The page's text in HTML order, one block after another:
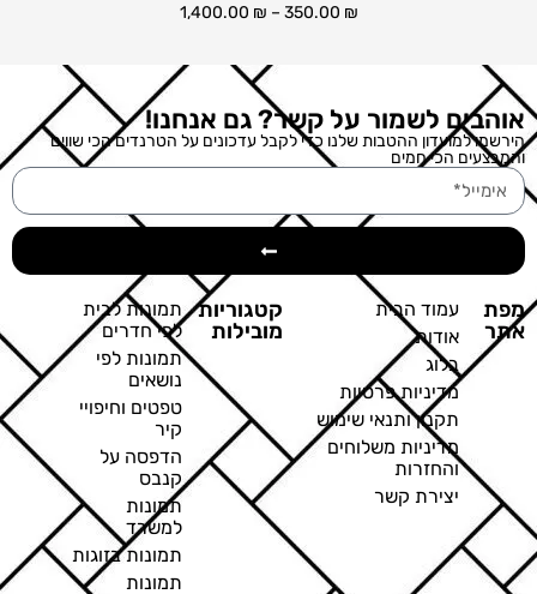
350.00 ₪
–
1,400.00 ₪
אוהבים לשמור על קשר? גם אנחנו!
הירשמו למועדון ההטבות שלנו כדי לקבל עדכונים על הטרנדים הכי שווים
והמבצעים הכי חמים
מפת
אתר
עמוד הבית
אודות
בלוג
מדיניות פרטיות
תקנון ותנאי שימוש
מדיניות משלוחים
והחזרות
יצירת קשר
קטגוריות
מובילות
תמונות לבית
לפי חדרים
תמונות לפי
נושאים
טפטים וחיפויי
קיר
הדפסה על
קנבס
תמונות
למשרד
תמונות בזוגות
תמונות